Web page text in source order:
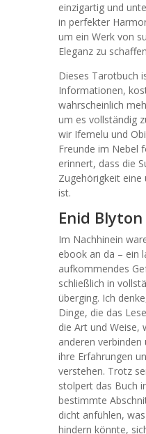
einzigartig und
in perfekter
um ein Werk von
Eleganz zu
Dieses Tarotbuch
Informationen,
wahrscheinlich
um es vollständig
wir Ifemelu und
Freunde im Nebel
erinnert, dass die
Zugehörigkeit eine
ist.
Enid
Im Nachhinein
ebook an da – ein
aufkommendes
schließlich in
überging. Ich
Dinge, die das
die Art und Weise,
anderen
ihre Erfahrungen
verstehen. Trotz
stolpert das Buch
bestimmte
dicht anfühlen,
hindern könnte,